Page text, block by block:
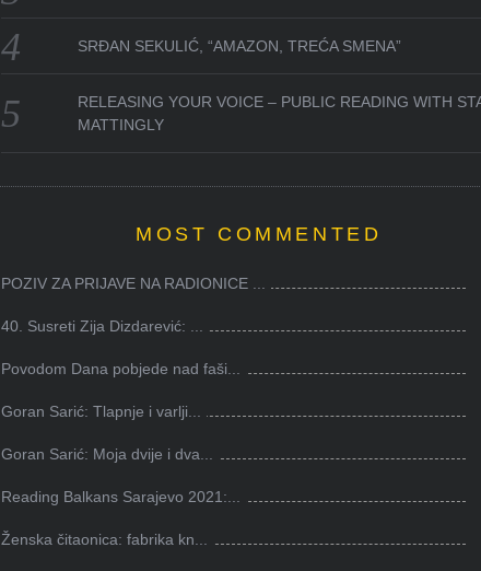
SRĐAN SEKULIĆ, “AMAZON, TREĆA SMENA”
RELEASING YOUR VOICE – PUBLIC READING WITH
MATTINGLY
MOST COMMENTED
POZIV ZA PRIJAVE NA RADIONICE ...
40. Susreti Zija Dizdarević: ...
Povodom Dana pobjede nad faši...
Goran Sarić: Tlapnje i varlji...
Goran Sarić: Moja dvije i dva...
Reading Balkans Sarajevo 2021:...
Ženska čitaonica: fabrika kn...